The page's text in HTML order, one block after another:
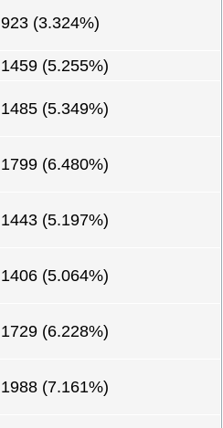
923 (3.324%)
1459 (5.255%)
1485 (5.349%)
1799 (6.480%)
1443 (5.197%)
1406 (5.064%)
1729 (6.228%)
1988 (7.161%)